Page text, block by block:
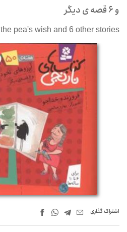
و 6 قصه ی دیگر
the pea's wish and 6 other stories
اشتراک‌ گذاری